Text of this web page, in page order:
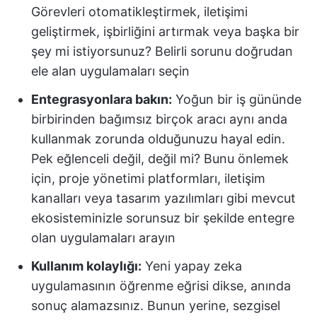
Görevleri otomatikleştirmek, iletişimi
geliştirmek, işbirliğini artırmak veya başka bir
şey mi istiyorsunuz? Belirli sorunu doğrudan
ele alan uygulamaları seçin
Entegrasyonlara bakın: Yoğun bir iş gününde
birbirinden bağımsız birçok aracı aynı anda
kullanmak zorunda olduğunuzu hayal edin.
Pek eğlenceli değil, değil mi? Bunu önlemek
için, proje yönetimi platformları, iletişim
kanalları veya tasarım yazılımları gibi mevcut
ekosisteminizle sorunsuz bir şekilde entegre
olan uygulamaları arayın
Kullanım kolaylığı: Yeni yapay zeka
uygulamasının öğrenme eğrisi dikse, anında
sonuç alamazsınız. Bunun yerine, sezgisel